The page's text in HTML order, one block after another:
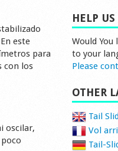
este
para
con los
oscilar,
HELP US
Would
to your
Please
OTHER
Tail
Vol
Tail-